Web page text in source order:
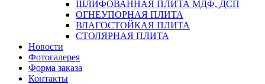
ШЛИФОВАННАЯ ПЛИТА МДФ, ДСП
ОГНЕУПОРНАЯ ПЛИТА
ВЛАГОСТОЙКАЯ ПЛИТА
СТОЛЯРНАЯ ПЛИТА
Новости
Фотогалерея
Форма заказа
Контакты